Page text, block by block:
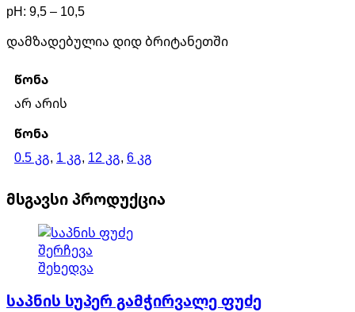
pH: 9,5 – 10,5
დამზადებულია დიდ ბრიტანეთში
წონა
არ არის
წონა
0.5 კგ, 1 კგ, 12 კგ, 6 კგ
მსგავსი პროდუქცია
შერჩევა
product
multiple
შეხედვა
საპნის სუპერ გამჭირვალე ფუძე